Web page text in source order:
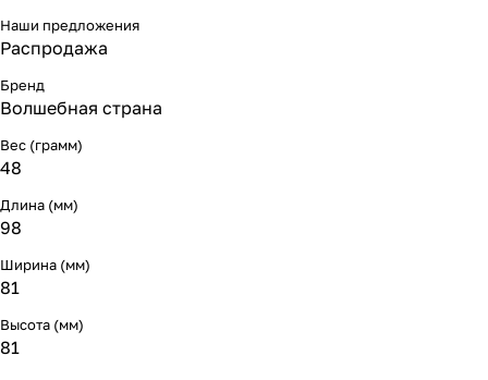
Наши предложения
Распродажа
Бренд
Волшебная страна
Вес (грамм)
48
Длина (мм)
98
Ширина (мм)
81
Высота (мм)
81